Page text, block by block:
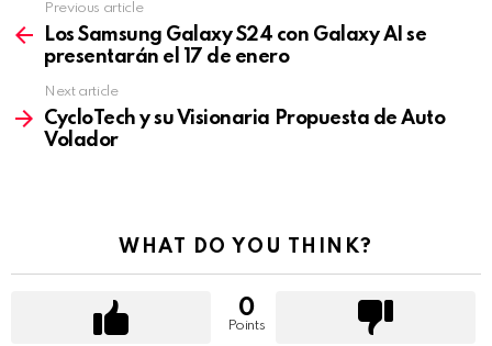
more
Previous article
Los Samsung Galaxy S24 con Galaxy AI se
presentarán el 17 de enero
Next article
CycloTech y su Visionaria Propuesta de Auto
Volador
WHAT DO YOU THINK?
0
Points